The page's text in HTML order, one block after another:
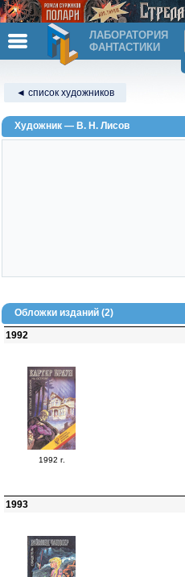
ЛАБОРАТОРИЯ
ФАНТАСТИКИ
◄ список художников
Художник — В. Н. Лисов
Обложки изданий (2)
1992
1992 г.
1993